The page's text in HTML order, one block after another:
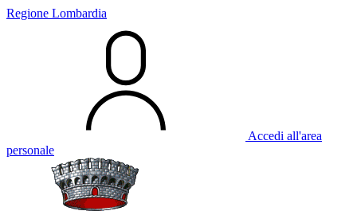
Regione Lombardia
Accedi all'area
personale